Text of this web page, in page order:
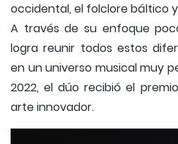
occidental, el folclore báltico
A través de su enfoque
logra reunir todos estos
en un universo musical muy
2022, el dúo recibió el
arte innovador.